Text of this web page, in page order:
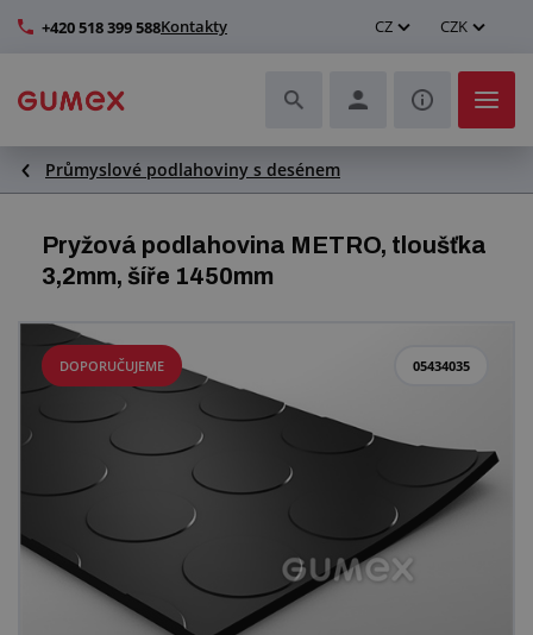
+420 518 399 588Kontakty CZ CZK
Hadice a jejich kompletace
Profily a výroba těsnění
Dopravníkové pásy a montáž
Zlepšení pracovního prostředí
Další pryžové a plastové výrobky
Centrum poptávek
Vše o nákupu
Průmyslové podlahoviny s desénem
Pryžová podlahovina METRO, tloušťka
3,2mm, šíře 1450mm
05434035
DOPORUČUJEME